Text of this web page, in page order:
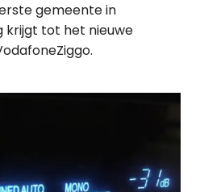
gemeente in
krijgt tot het nieuwe